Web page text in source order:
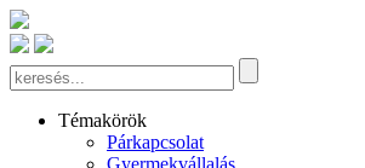
Témakörök
Párkapcsolat
Gyermekvállalás